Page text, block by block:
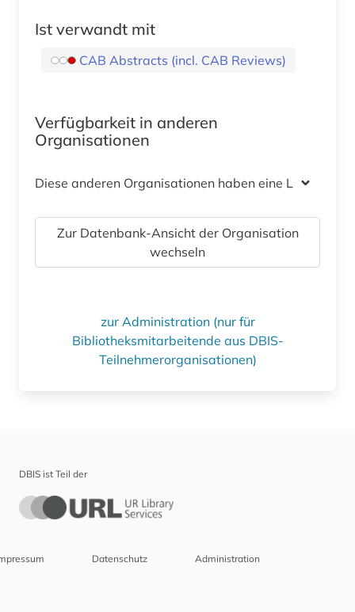
Ist verwandt mit
CAB Abstracts (incl. CAB Reviews)
Verfügbarkeit in anderen
Organisationen
Diese anderen Organisationen haben eine Lizenz
Zur Datenbank-Ansicht der Organisation
wechseln
zur Administration (nur für
Bibliotheksmitarbeitende aus DBIS-
Teilnehmerorganisationen)
DBIS ist Teil der
Datenschutz Administration